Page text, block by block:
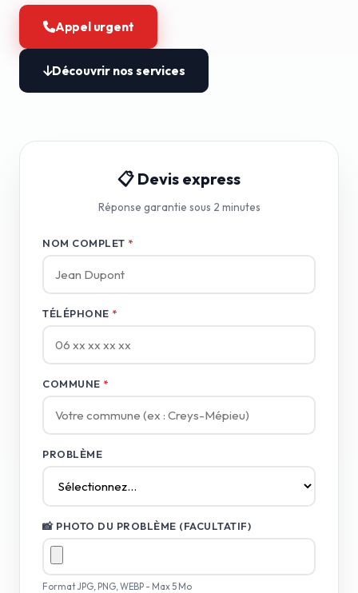
Appel urgent
Découvrir nos services
📋 Devis express
Réponse garantie sous 2 minutes
NOM COMPLET *
TÉLÉPHONE *
COMMUNE *
PROBLÈME
📸 PHOTO DU PROBLÈME (FACULTATIF)
Format JPG, PNG, WEBP - Max 5 Mo